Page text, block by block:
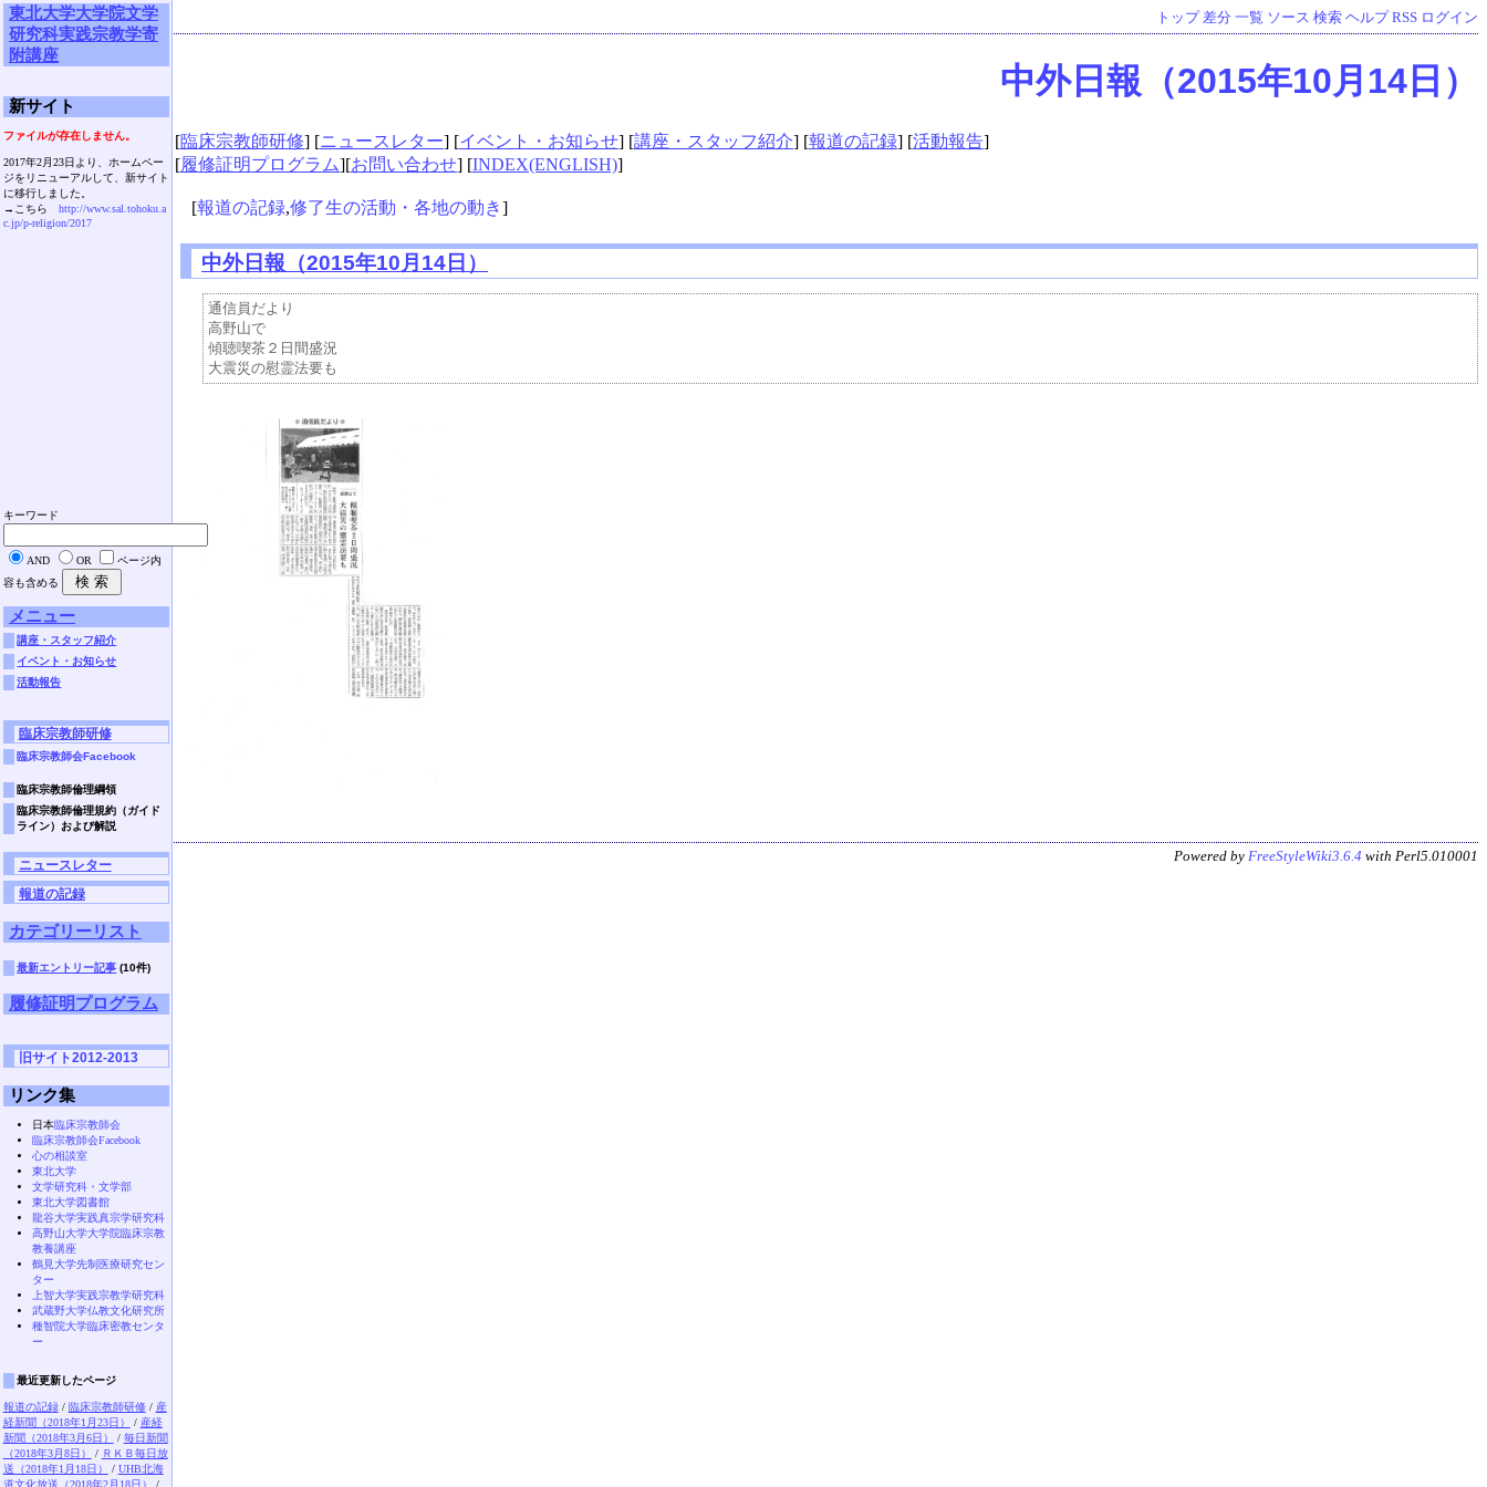
トップ 差分 一覧 ソース 検索 ヘルプ RSS ログイン
中外日報（2015年10月14日）
[臨床宗教師研修] [ニュースレター] [イベント・お知らせ] [講座・スタッフ紹介] [報道の記録] [活動報告]
[履修証明プログラム][お問い合わせ] [INDEX(ENGLISH)]
[報道の記録,修了生の活動・各地の動き]
中外日報（2015年10月14日）
通信員だより
高野山で
傾聴喫茶２日間盛況
東北大学大学院文学
研究科実践宗教学寄
附講座
新サイト
ファイルが存在しません。
2017年2月23日より、ホームペー
ジをリニューアルして、新サイト
に移行しました。
→こちら http://www.sal.tohoku.a
c.jp/p-religion/2017
キーワード
AND OR
ページ内
容も含める
メニュー
講座・スタッフ紹介
イベント・お知らせ
活動報告
臨床宗教師研修
臨床宗教師会Facebook
臨床宗教師倫理綱領
臨床宗教師倫理規約（ガイド
ライン）および解説
ニュースレター
報道の記録
カテゴリーリスト
最新エントリー記事 (10件)
履修証明プログラム
旧サイト2012-2013
リンク集
日本臨床宗教師会
臨床宗教師会Facebook
心の相談室
東北大学
文学研究科・文学部
東北大学図書館
龍谷大学実践真宗学研究科
高野山大学大学院臨床宗教
教養講座
鶴見大学先制医療研究セン
ター
上智大学実践宗教学研究科
武蔵野大学仏教文化研究所
種智院大学臨床密教センタ
ー
最近更新したページ
報道の記録/ 臨床宗教師研修/ 産
経新聞（2018年1月23日）
/ 産経
新聞（2018年3月6日）
/ 毎日新聞
（2018年3月8日）
/ ＲＫＢ毎日放
送（2018年1月18日）
/ UHB北海
道文化放送（2018年2月18日）
/
Powered by FreeStyleWiki3.6.4 with Perl5.010001